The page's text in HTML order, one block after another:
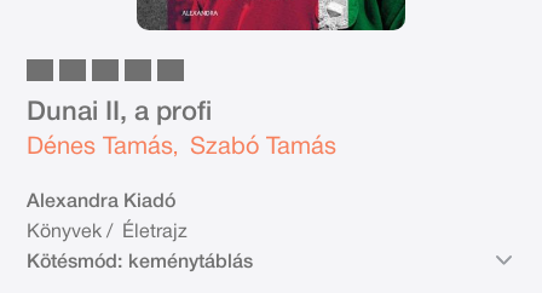
Dunai II, a profi
Dénes Tamás, Szabó Tamás
Alexandra Kiadó
Könyvek /
Életrajz
Kötésmód: keménytáblás